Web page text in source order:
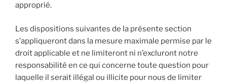
approprié.
Les dispositions suivantes de la présente section
s’appliqueront dans la mesure maximale permise par le
droit applicable et ne limiteront ni n’excluront notre
responsabilité en ce qui concerne toute question pour
laquelle il serait illégal ou illicite pour nous de limiter